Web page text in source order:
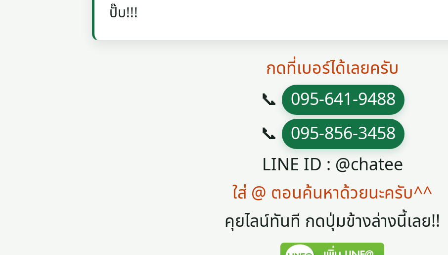
ปั๊บ!!!
กดที่เบอร์ได้เลยครับ
📞
095-641-9488
📞
095-856-3458
LINE ID : @chatee
ใส่ @ ตอนค้นหาด้วยนะครับ^^
คุยไลน์ทันที กดปุ่มข้างล่างนี้เลย!!